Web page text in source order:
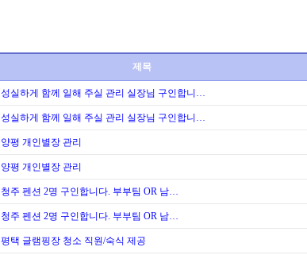
제목
성실하게 함께 일해 주실 관리 실장님 구인합니…
성실하게 함께 일해 주실 관리 실장님 구인합니…
양평 개인별장 관리
양평 개인별장 관리
청주 펜션 2명 구인합니다. 부부팀 OR 남…
청주 펜션 2명 구인합니다. 부부팀 OR 남…
평택 글램핑장 청소 직원/숙식 제공